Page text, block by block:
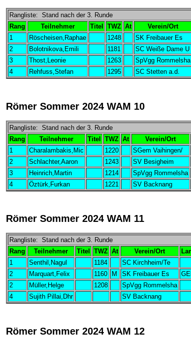
Rangliste: Stand nach der 3. Runde
Rang
Teilnehmer Titel TWZ At Verein/Ort
1
Röscheisen,Raphae 1248 SK Freibauer Es
2
Bolotnikova,Emili 1181 SC Weiße Dame U
3
Thost,Leonie 1263 SpVgg Rommelsha
4
Rehfuss,Stefan 1295 SC Stetten a.d.
Römer Sommer 2024 WAM 10
Rangliste: Stand nach der 3. Runde
Rang
Teilnehmer Titel TWZ At Verein/Ort
1
Charalambakis,Mic 1220 SGem Vaihingen/
2
Schlachter,Aaron 1243 SV Besigheim
3
Heinrich,Martin 1214 SpVgg Rommelsha
4
Öztürk,Furkan 1221 SV Backnang
Römer Sommer 2024 WAM 11
Rangliste: Stand nach der 3. Runde
Rang
Teilnehmer Titel TWZ At Verein/Ort
1
Senthil,Nagul 1184 SC Kirchheim/Te
2
Marquart,Felix 1160 M SK Freibauer Es
2
Müller,Helge 1208 SpVgg Rommelsha
4
Sujith Pillai,Dhr SV Backnang
Römer Sommer 2024 WAM 12